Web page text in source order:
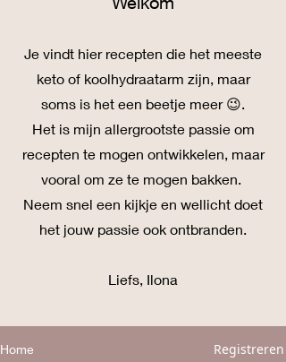
Je vindt hier recepten die het meeste
keto of koolhydraatarm zijn, maar
soms is het een beetje meer 😉.
Het is mijn allergrootste passie om
recepten te mogen ontwikkelen, maar
vooral om ze te mogen bakken.
Neem snel een kijkje en wellicht doet
het jouw passie ook ontbranden.
Liefs, Ilona
Home Registreren